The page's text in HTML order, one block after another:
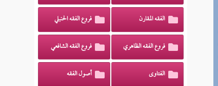
الفقه المقارن فروع الفقه الحنبلي
فروع الفقه الظاهري فروع الفقه الشافعي
الفتاوى أصول الفقه